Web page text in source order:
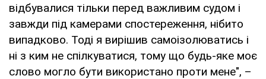
відбувалися тільки перед важливим судом і
завжди під камерами спостереження, нібито
випадково. Тоді я вирішив самоізолюватись і
ні з ким не спілкуватися, тому що будь-яке моє
слово могло бути використано проти мене", –